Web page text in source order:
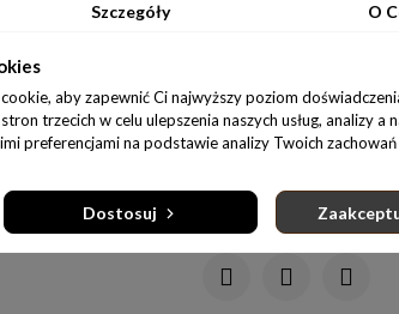
Udostępnij:
Szczegóły O
aby zapewnić Ci najwyższy poziom
trzecich w celu ulepszenia naszych usług, analizy a
preferencjami na podstawie analizy Twoich
Dostosuj